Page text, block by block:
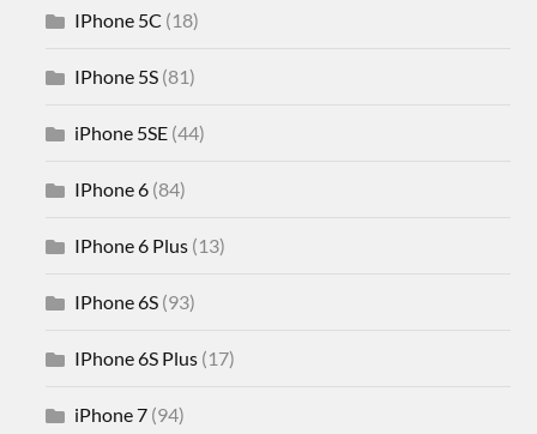
IPhone 5C (18)
IPhone 5S (81)
iPhone 5SE (44)
IPhone 6 (84)
IPhone 6 Plus (13)
IPhone 6S (93)
IPhone 6S Plus (17)
iPhone 7 (94)